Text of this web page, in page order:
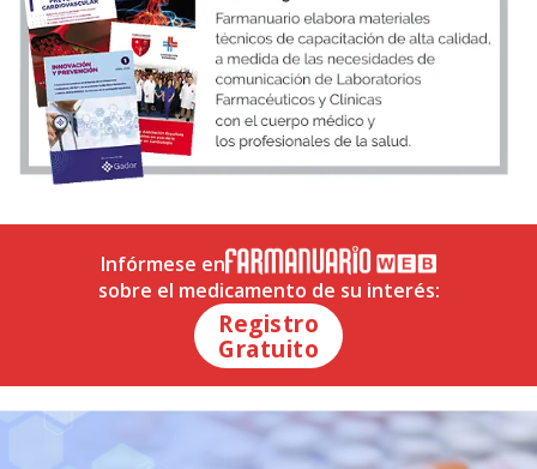
Infórmese en
sobre el medicamento de su interés:
Registro
Gratuito